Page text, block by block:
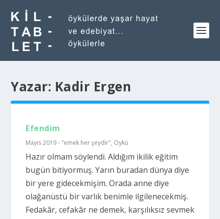
Yazar: Kadir Ergen
Efendim
Mayıs 2019 - "emek her şeydir", Öykü
Hazır olmam söylendi. Aldığım ikilik eğitim
bugün bitiyormuş. Yarın buradan dünya diye
bir yere gidecekmişim. Orada anne diye
olağanüstü bir varlık benimle ilgilenecekmiş.
Fedakâr, cefakâr ne demek, karşılıksız sevmek